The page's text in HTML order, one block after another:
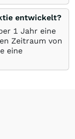
entwickelt?
1 Jahr eine
Zeitraum von
eine